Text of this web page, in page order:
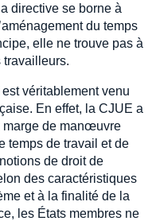
directive se borne à
du temps
elle ne trouve pas à
travailleurs.
véritablement venu
En effet, la CJUE a
marge de manœuvre
temps de travail et de
de droit de
des caractéristiques
et à la finalité de la
les États membres ne